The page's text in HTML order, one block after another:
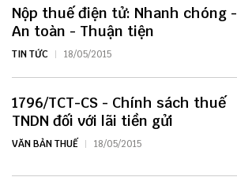
Nộp thuế điện tử: Nhanh chóng -
An toàn - Thuận tiện
TIN TỨC 18/05/2015
1796/TCT-CS - Chính sách thuế
TNDN đối với lãi tiền gửi
VĂN BẢN THUẾ 18/05/2015